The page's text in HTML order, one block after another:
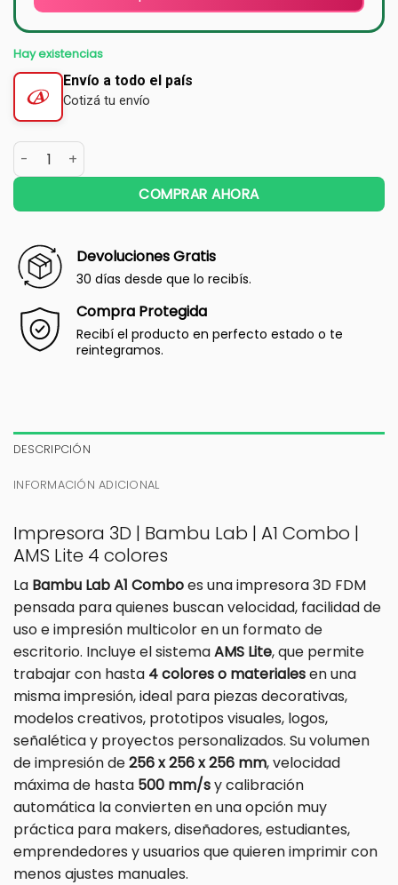
Hay existencias
Envío a todo el país
Cotizá tu envío
COMPRAR AHORA
Devoluciones Gratis
30 días desde que lo recibís.
Compra Protegida
Recibí el producto en perfecto estado o te
reintegramos.
DESCRIPCIÓN
INFORMACIÓN ADICIONAL
Impresora 3D | Bambu Lab | A1 Combo |
AMS Lite 4 colores
La Bambu Lab A1 Comboes una impresora 3D FDM
pensada para quienes buscan velocidad, facilidad de
uso e impresión multicolor en un formato de
escritorio. Incluye el sistemaAMS Lite, que permite
trabajar con hasta 4 colores o materialesen una
misma impresión, ideal para piezas decorativas,
modelos creativos, prototipos visuales, logos,
señalética y proyectos personalizados. Su volumen
de impresión de256 x 256 x 256 mm, velocidad
máxima de hasta 500 mm/sy calibración
automática la convierten en una opción muy
práctica para makers, diseñadores, estudiantes,
emprendedores y usuarios que quieren imprimir con
menos ajustes manuales.